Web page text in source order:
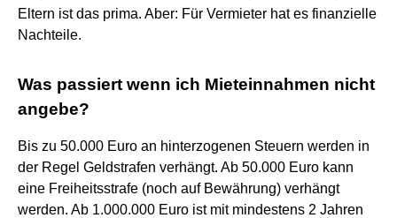
Eltern ist das prima. Aber: Für Vermieter hat es finanzielle
Nachteile.
Was passiert wenn ich Mieteinnahmen nicht
angebe?
Bis zu 50.000 Euro an hinterzogenen Steuern werden in
der Regel Geldstrafen verhängt. Ab 50.000 Euro kann
eine Freiheitsstrafe (noch auf Bewährung) verhängt
werden. Ab 1.000.000 Euro ist mit mindestens 2 Jahren